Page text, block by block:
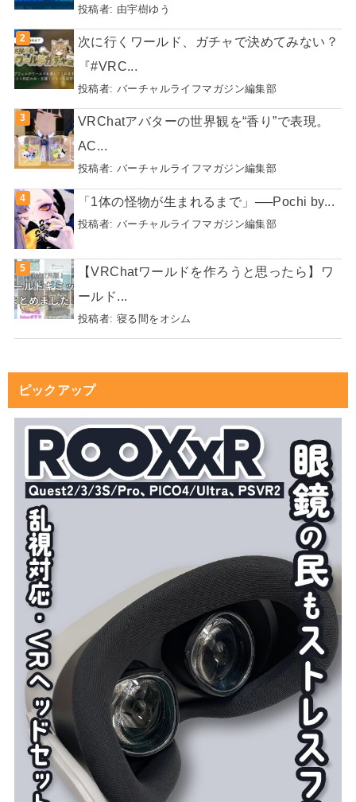
投稿者: 由宇樹ゆう
次に行くワールド、ガチャで決めてみない？
『#VRC...
投稿者: バーチャルライフマガジン編集部
VRChatアバターの世界観を“香り”で表現。
AC...
投稿者: バーチャルライフマガジン編集部
「1体の怪物が生まれるまで」──Pochi by...
投稿者: バーチャルライフマガジン編集部
【VRChatワールドを作ろうと思ったら】ワ
ールド...
投稿者: 寝る間をオシム
ピックアップ